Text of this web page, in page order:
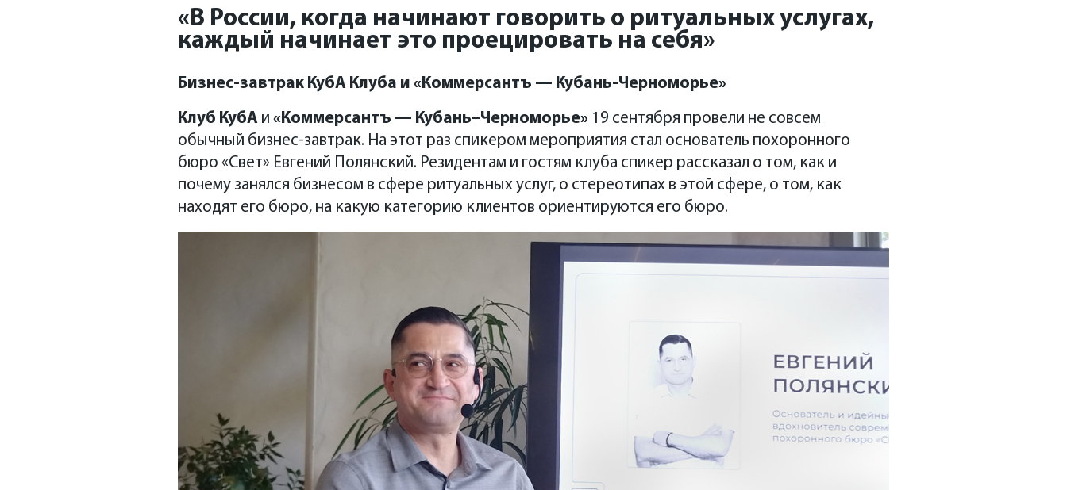
«В России, когда начинают говорить о ритуальных услугах,
каждый начинает это проецировать на себя»
Бизнес-завтрак КубА Клуба и «Коммерсантъ — Кубань-Черноморье»
Клуб КубА и «Коммерсантъ — Кубань–Черноморье» 19 сентября провели не совсем
обычный бизнес-завтрак. На этот раз спикером мероприятия стал основатель похоронного
бюро «Свет» Евгений Полянский. Резидентам и гостям клуба спикер рассказал о том, как и
почему занялся бизнесом в сфере ритуальных услуг, о стереотипах в этой сфере, о том, как
находят его бюро, на какую категорию клиентов ориентируются его бюро.
Кубань–Черноморье»